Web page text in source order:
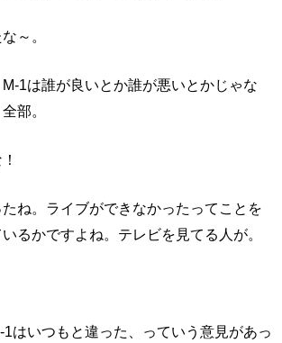
～。
1は誰が良いとか誰が悪いとかじゃな
部。
ね。ライブができなかったってことを
るかですよね。テレビを見てる人が。
はいつもと違った、っていう意見があっ